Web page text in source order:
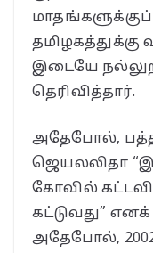
தமிழகத்துக்கு
இடையே
தெரிவித்தார்.
அதேபோல்,
ஜெயலலிதா
கோவில்
கட்டுவது”
அதேபோல்,